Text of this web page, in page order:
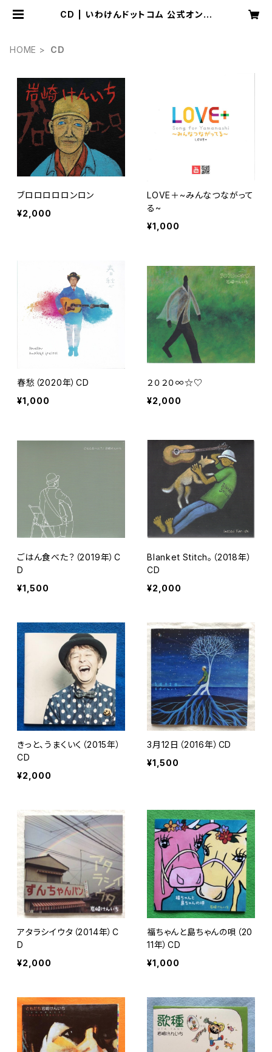
CD | いわけんドットコム 公式オンラ
HOME CD
ブロロロロロンロン
¥2,000
LOVE＋~みんなつながって
る~
¥1,000
春愁（2020年）CD
¥1,000
２０２０∞☆♡
¥2,000
ごはん食べた？（2019年）C
D
¥1,500
Blanket Stitch。（2018年）
CD
¥2,000
きっと、うまくいく（2015年）
CD
¥2,000
3月12日（2016年）CD
¥1,500
アタラシイウタ（2014年）C
D
¥2,000
福ちゃんと島ちゃんの唄（20
11年）CD
¥1,000